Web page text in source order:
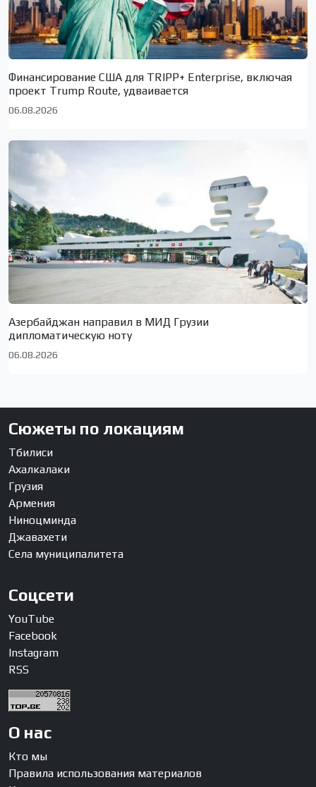
Финансирование США для TRIPP+ Enterprise, включая
проект Trump Route, удваивается
06.08.2026
Азербайджан направил в МИД Грузии
дипломатическую ноту
06.08.2026
Сюжеты по локациям
Тбилиси
Ахалкалаки
Грузия
Армения
Ниноцминда
Джавахети
Села муниципалитета
Соцсети
YouTube
Facebook
Instagram
RSS
О нас
Кто мы
Правила использования материалов